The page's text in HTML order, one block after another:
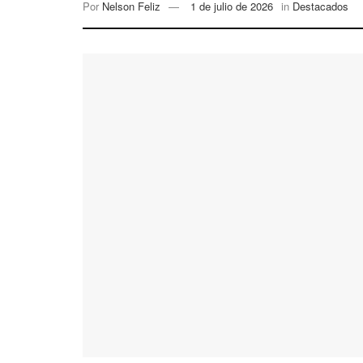
Por Nelson Feliz 1 de julio de 2026 in Destacados